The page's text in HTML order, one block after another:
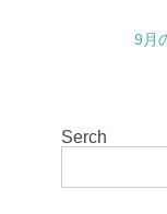
9月
Serch